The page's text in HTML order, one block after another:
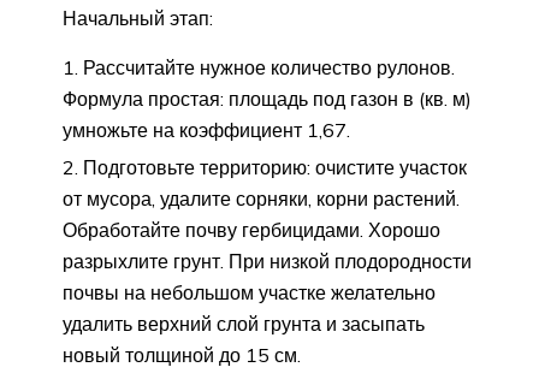
Начальный этап:
Рассчитайте нужное количество рулонов.
Формула простая: площадь под газон в (кв. м)
умножьте на коэффициент 1,67.
Подготовьте территорию: очистите участок
от мусора, удалите сорняки, корни растений.
Обработайте почву гербицидами. Хорошо
разрыхлите грунт. При низкой плодородности
почвы на небольшом участке желательно
удалить верхний слой грунта и засыпать
новый толщиной до 15 см.